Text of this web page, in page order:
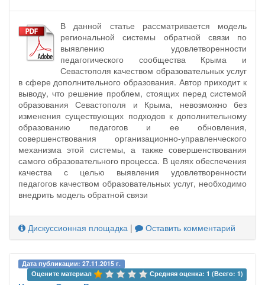
В данной статье рассматривается модель
региональной системы обратной связи по
выявлению удовлетворенности
педагогического сообщества Крыма и
Севастополя качеством образовательных услуг
в сфере дополнительного образования. Автор приходит к
выводу, что решение проблем, стоящих перед системой
образования Севастополя и Крыма, невозможно без
изменения существующих подходов к дополнительному
образованию педагогов и ее обновления,
совершенствования организационно-управленческого
механизма этой системы, а также совершенствования
самого образовательного процесса. В целях обеспечения
качества с целью выявления удовлетворенности
педагогов качеством образовательных услуг, необходимо
внедрить модель обратной связи
Дискуссионная площадка | Оставить комментарий
Дата публикации: 27.11.2015 г.
Оцените материал
Средняя оценка: 1 (Всего: 1)